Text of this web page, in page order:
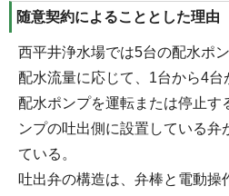
随意契約によることとした理由
西平井浄水場では5台の配水ポ
配水流量に応じて、1台から4台
配水ポンプを運転または停止す
ンプの吐出側に設置している弁
ている。
吐出弁の構造は、弁棒と電動操